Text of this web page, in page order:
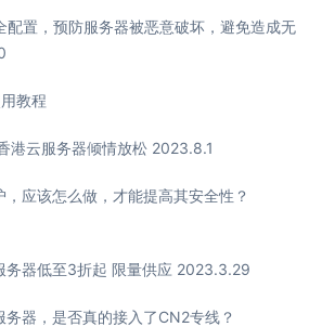
配置，预防服务器被恶意破坏，避免造成无
教程
港云服务器倾情放松 2023.8.1
应该怎么做，才能提高其安全性？
务器低至3折起 限量供应 2023.3.29
器，是否真的接入了CN2专线？